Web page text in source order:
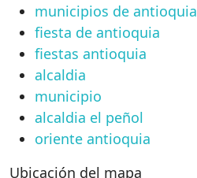
municipios de antioquia
fiesta de antioquia
fiestas antioquia
alcaldia
municipio
alcaldia el peñol
oriente antioquia
Ubicación del mapa